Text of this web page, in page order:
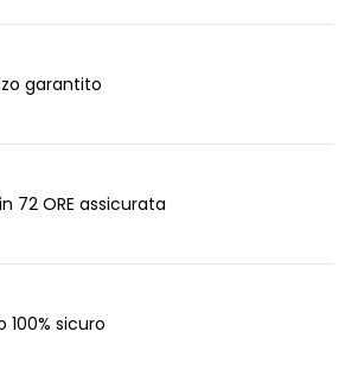
garantito
72 ORE assicurata
sicuro